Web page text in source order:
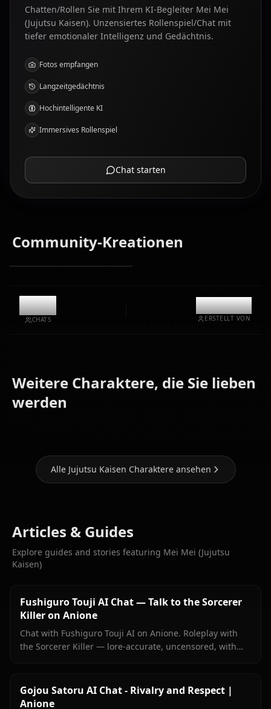
Chatten/Rollen Sie mit Ihrem KI-Begleiter Mei Mei
(Jujutsu Kaisen). Unzensiertes Rollenspiel/Chat mit
tiefer emotionaler Intelligenz und Gedächtnis.
Fotos empfangen
Langzeitgedächtnis
Hochintelligente KI
Immersives Rollenspiel
Chat starten
Community-Kreationen
11.7k
CHATS
@kanashi
ERSTELLT VON
Weitere Charaktere, die Sie lieben
werden
Gojou
Alle Jujutsu Kaisen Charaktere ansehen
Articles & Guides
Explore guides and stories featuring Mei Mei (Jujutsu
Kaisen)
Fushiguro Touji AI Chat — Talk to the Sorcerer
Killer on Anione
Chat with Fushiguro Touji AI on Anione. Roleplay with
the Sorcerer Killer — lore-accurate, uncensored, with
Gojou Satoru AI Chat - Rivalry and Respect |
Anione